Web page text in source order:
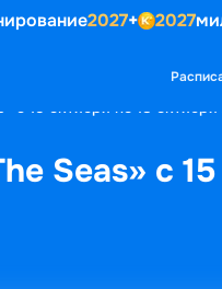
2027+ 2027
с 15 октября по 18 октября
Seas» с